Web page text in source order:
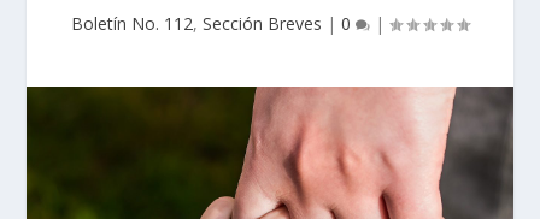
Boletín No. 112, Sección Breves | 0 |